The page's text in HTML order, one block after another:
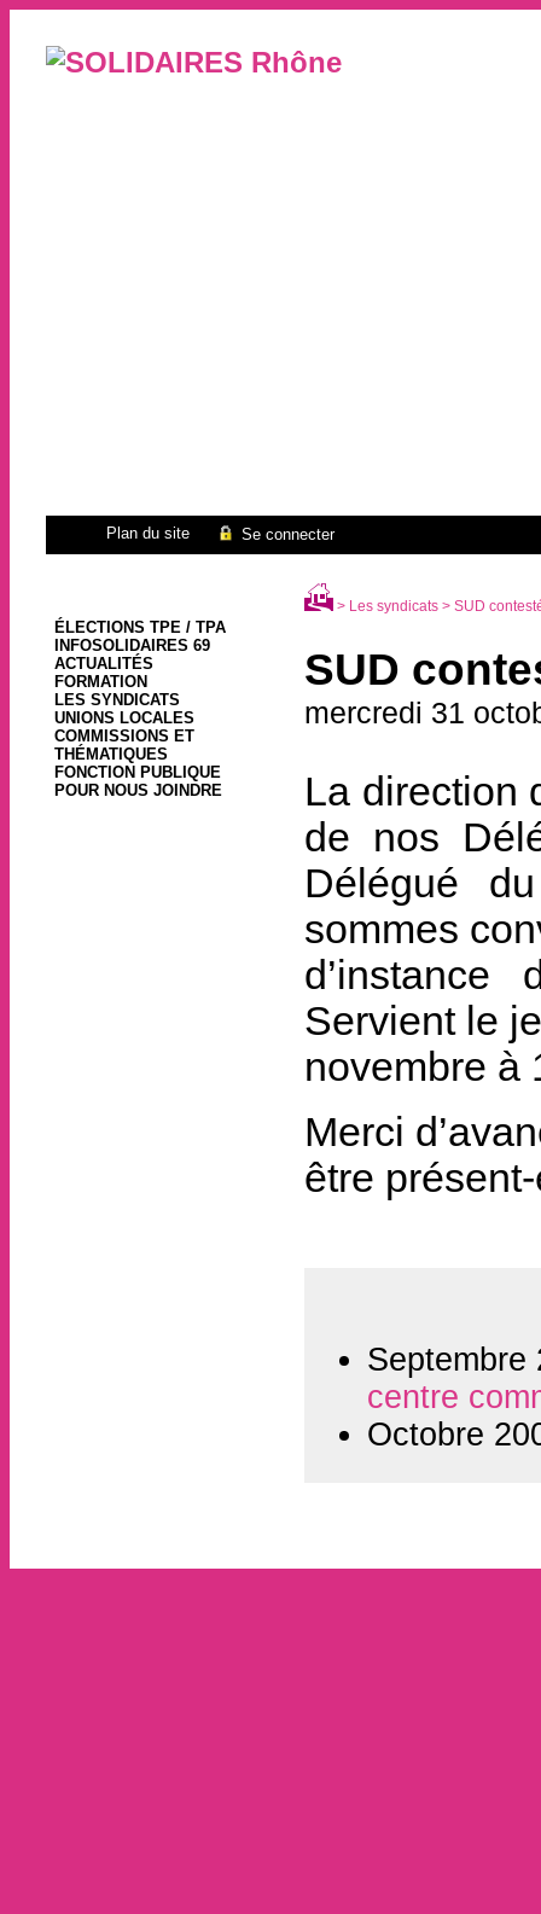
Plan du site Se connecter
ÉLECTIONS TPE / TPA
INFOSOLIDAIRES 69
ACTUALITÉS
FORMATION
LES SYNDICATS
UNIONS LOCALES
COMMISSIONS ET
THÉMATIQUES
FONCTION PUBLIQUE
POUR NOUS JOINDRE
> Les syndicats> SUD
SUD
mercredi 31
La direction
de nos
Délégué
sommes
Servient le
novembre à
Merci
être
centre
Octobre